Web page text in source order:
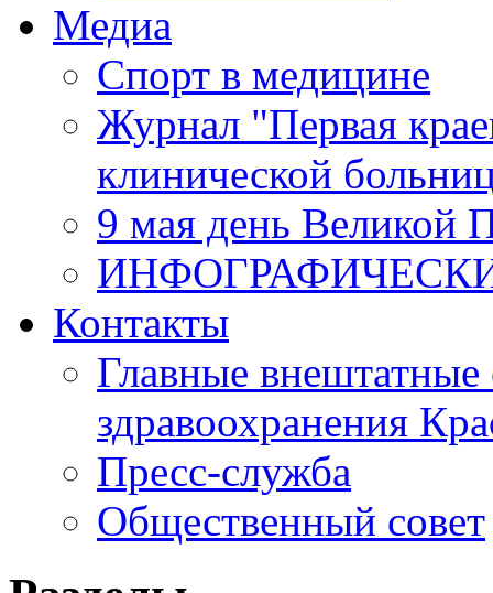
Медиа
Спорт в медицине
Журнал "Первая
клинической
9 мая день Великой
Контакты
Главные внештатные
здравоохранения
Пресс-служба
Общественный совет